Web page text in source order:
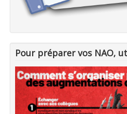
Pour préparer vos NAO,